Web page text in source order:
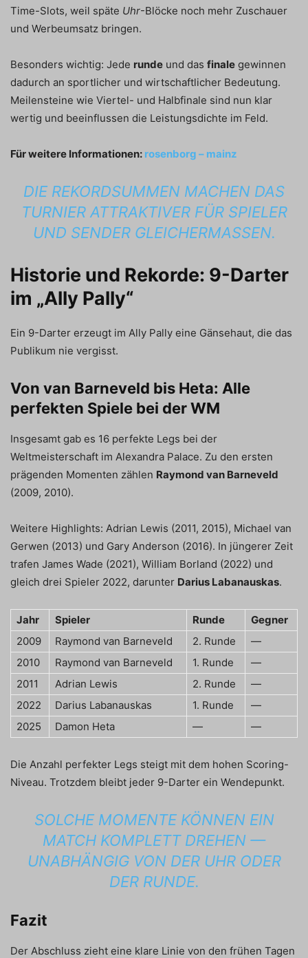
Time-Slots, weil späte Uhr-Blöcke noch mehr Zuschauer
und Werbeumsatz bringen.
Besonders wichtig: Jede runde und das finale gewinnen
dadurch an sportlicher und wirtschaftlicher Bedeutung.
Meilensteine wie Viertel- und Halbfinale sind nun klar
wertig und beeinflussen die Leistungsdichte im Feld.
Für weitere Informationen: rosenborg – mainz
DIE REKORDSUMMEN MACHEN DAS
TURNIER ATTRAKTIVER FÜR SPIELER
UND SENDER GLEICHERMASSEN.
Historie und Rekorde: 9-Darter
im „Ally Pally“
Ein 9-Darter erzeugt im Ally Pally eine Gänsehaut, die das
Publikum nie vergisst.
Von van Barneveld bis Heta: Alle
perfekten Spiele bei der WM
Insgesamt gab es 16 perfekte Legs bei der
Weltmeisterschaft im Alexandra Palace. Zu den ersten
prägenden Momenten zählen Raymond van Barneveld
(2009, 2010).
Weitere Highlights: Adrian Lewis (2011, 2015), Michael van
Gerwen (2013) und Gary Anderson (2016). In jüngerer Zeit
trafen James Wade (2021), William Borland (2022) und
gleich drei Spieler 2022, darunter Darius Labanauskas.
Jahr Spieler Runde
Gegner
2009
Raymond van Barneveld 2. Runde
—
2010
Raymond van Barneveld 1. Runde
—
2011
Adrian Lewis 2. Runde
—
2022
Darius Labanauskas 1. Runde
—
2025
Damon Heta — —
Die Anzahl perfekter Legs steigt mit dem hohen Scoring-
Niveau. Trotzdem bleibt jeder 9-Darter ein Wendepunkt.
SOLCHE MOMENTE KÖNNEN EIN
MATCH KOMPLETT DREHEN —
UNABHÄNGIG VON DER UHRODER
DER RUNDE.
Fazit
Der Abschluss zieht eine klare Linie von den frühen Tagen